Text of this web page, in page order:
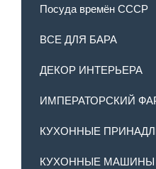
Посуда времён СССР
ВСЕ ДЛЯ БАРА
ДЕКОР ИНТЕРЬЕРА
ИМПЕРАТОРСКИЙ
КУХОННЫЕ
КУХОННЫЕ МАШИНЫ